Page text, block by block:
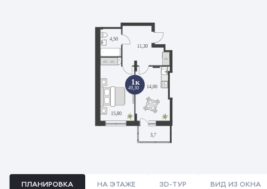
ПЛАНИРОВКА НА ЭТАЖЕ 3D-ТУР ВИД ИЗ ОКНА